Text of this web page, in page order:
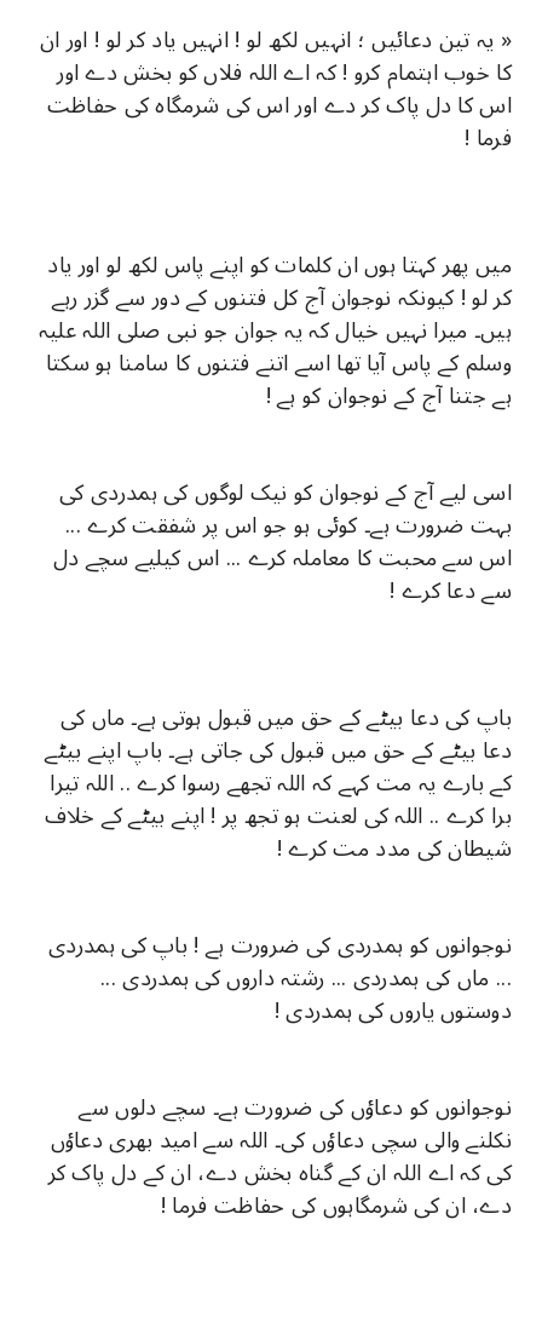
« یہ تین دعائیں ؛ انہیں لکھ لو ! انہیں یاد کر لو ! اور ان
کا خوب اہتمام کرو ! کہ اے اللہ فلاں کو بخش دے اور
اس کا دل پاک کر دے اور اس کی شرمگاہ کی حفاظت
فرما !
میں پھر کہتا ہوں ان کلمات کو اپنے پاس لکھ لو اور یاد
کر لو ! کیونکہ نوجوان آج کل فتنوں کے دور سے گزر رہے
ہیں۔ میرا نہیں خیال کہ یہ جوان جو نبی صلی اللہ علیہ
وسلم کے پاس آیا تھا اسے اتنے فتنوں کا سامنا ہو سکتا
ہے جتنا آج کے نوجوان کو ہے !
اسی لیے آج کے نوجوان کو نیک لوگوں کی ہمدردی کی
بہت ضرورت ہے۔ کوئی ہو جو اس پر شفقت کرے ...
اس سے محبت کا معاملہ کرے ... اس کیلیے سچے دل
سے دعا کرے !
باپ کی دعا بیٹے کے حق میں قبول ہوتی ہے۔ ماں کی
دعا بیٹے کے حق میں قبول کی جاتی ہے۔ باپ اپنے بیٹے
کے بارے یہ مت کہے کہ اللہ تجھے رسوا کرے .. اللہ تیرا
برا کرے .. اللہ کی لعنت ہو تجھ پر ! اپنے بیٹے کے خلاف
شیطان کی مدد مت کرے !
نوجوانوں کو ہمدردی کی ضرورت ہے ! باپ کی ہمدردی
... ماں کی ہمدردی ... رشتہ داروں کی ہمدردی ...
دوستوں یاروں کی ہمدردی !
نوجوانوں کو دعاؤں کی ضرورت ہے۔ سچے دلوں سے
نکلنے والی سچی دعاؤں کی۔ اللہ سے امید بھری دعاؤں
کی کہ اے اللہ ان کے گناہ بخش دے، ان کے دل پاک کر
دے، ان کی شرمگاہوں کی حفاظت فرما !